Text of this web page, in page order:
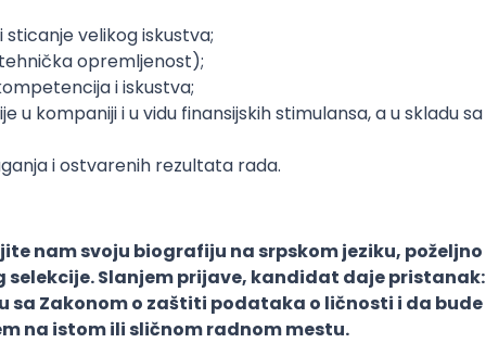
velikog iskustva;
opremljenost);
i iskustva;
u kompaniji i u vidu finansijskih stimulansa, a u skladu
i ostvarenih rezultata rada.
nam svoju biografiju na srpskom jeziku,
Slanjem prijave, kandidat daje
sa Zakonom o zaštiti podataka o ličnosti i da
na istom ili sličnom radnom mestu.